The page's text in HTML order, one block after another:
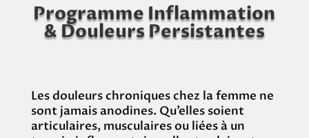
Programme Inflammation
& Douleurs Persistantes
Les douleurs chroniques chez la femme ne
sont jamais anodines. Qu’elles soient
articulaires, musculaires ou liées à un